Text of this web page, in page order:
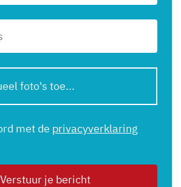
foto's toe...
met de privacyverklaring
Verstuur je bericht